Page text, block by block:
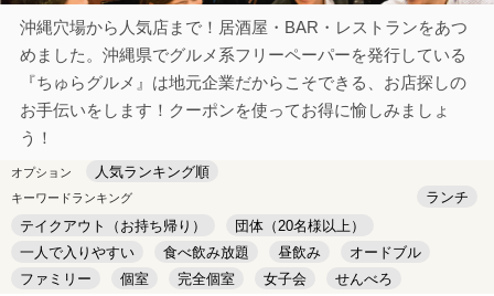
沖縄穴場から人気店まで！居酒屋・BAR・レストランをあつ
めました。沖縄県でグルメ系フリーペーパーを発行している
『ちゅらグルメ』は地元企業だからこそできる、お店探しの
お手伝いをします！クーポンを使ってお得に愉しみましょ
う！
オプション 人気ランキング順
キーワードランキング
ランチ
テイクアウト（お持ち帰り）
団体（20名様以上）
一人で入りやすい
食べ飲み放題 昼飲み
オードブル
ファミリー
個室 完全個室 女子会
せんべろ